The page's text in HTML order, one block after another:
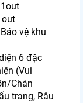
out
vệ khu
6 đặc
(Vui
Chán
trang, Râu